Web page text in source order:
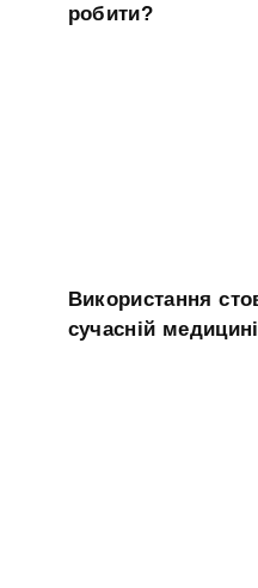
робити?
Використання
сучасній медицині